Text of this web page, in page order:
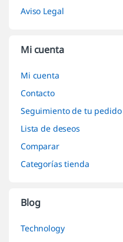
Aviso Legal
Mi cuenta
Mi cuenta
Contacto
Seguimiento de tu pedido
Lista de deseos
Comparar
Categorías tienda
Blog
Technology